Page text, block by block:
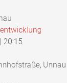
| 20:15
Unnau